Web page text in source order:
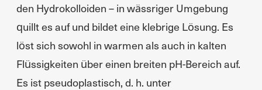
den Hydrokolloiden – in wässriger Umgebung
quillt es auf und bildet eine klebrige Lösung. Es
löst sich sowohl in warmen als auch in kalten
Flüssigkeiten über einen breiten pH-Bereich auf.
Es ist pseudoplastisch, d. h. unter